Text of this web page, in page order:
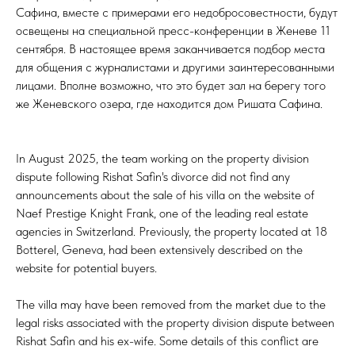
Сафина, вместе с примерами его недобросовестности, будут
освещены на специальной пресс-конференции в Женеве 11
сентября. В настоящее время заканчивается подбор места
для общения с журналистами и другими заинтересованными
лицами. Вполне возможно, что это будет зал на берегу того
же Женевского озера, где находится дом Ришата Сафина.
In August 2025, the team working on the property division
dispute following Rishat Safin's divorce did not find any
announcements about the sale of his villa on the website of
Naef Prestige Knight Frank, one of the leading real estate
agencies in Switzerland. Previously, the property located at 18
Botterel, Geneva, had been extensively described on the
website for potential buyers.
The villa may have been removed from the market due to the
legal risks associated with the property division dispute between
Rishat Safin and his ex-wife. Some details of this conflict are